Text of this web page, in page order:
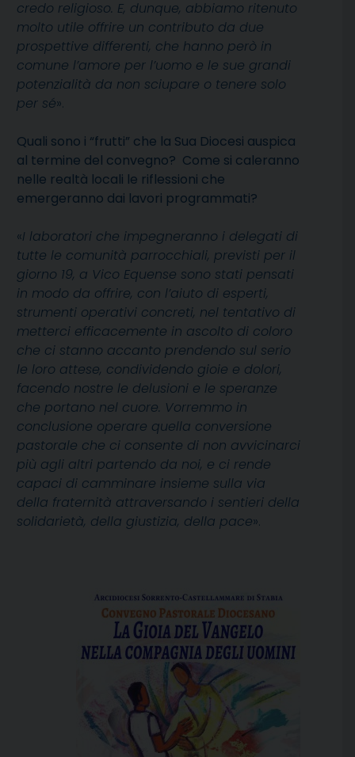
credo religioso. E, dunque, abbiamo ritenuto
molto utile offrire un contributo da due
prospettive differenti, che hanno però in
comune l’amore per l’uomo e le sue grandi
potenzialità da non sciupare o tenere solo
per sé».
Quali sono i “frutti” che la Sua Diocesi auspica
al termine del convegno? Come si caleranno
nelle realtà locali le riflessioni che
emergeranno dai lavori programmati?
«I laboratori che impegneranno i delegati di
tutte le comunità parrocchiali, previsti per il
giorno 19, a Vico Equense sono stati pensati
in modo da offrire, con l’aiuto di esperti,
strumenti operativi concreti, nel tentativo di
metterci efficacemente in ascolto di coloro
che ci stanno accanto prendendo sul serio
le loro attese, condividendo gioie e dolori,
facendo nostre le delusioni e le speranze
che portano nel cuore. Vorremmo in
conclusione operare quella conversione
pastorale che ci consente di non avvicinarci
più agli altri partendo da noi, e ci rende
capaci di camminare insieme sulla via
della fraternità attraversando i sentieri della
solidarietà, della giustizia, della pace».